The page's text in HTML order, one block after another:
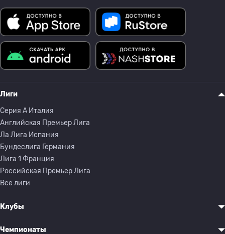
Лиги
Серия A Италия
Английская Премьер Лига
Ла Лига Испания
Бундеслига Германия
Лига 1 Франция
Российская Премьер Лига
Все лиги
Клубы
Чемпионаты